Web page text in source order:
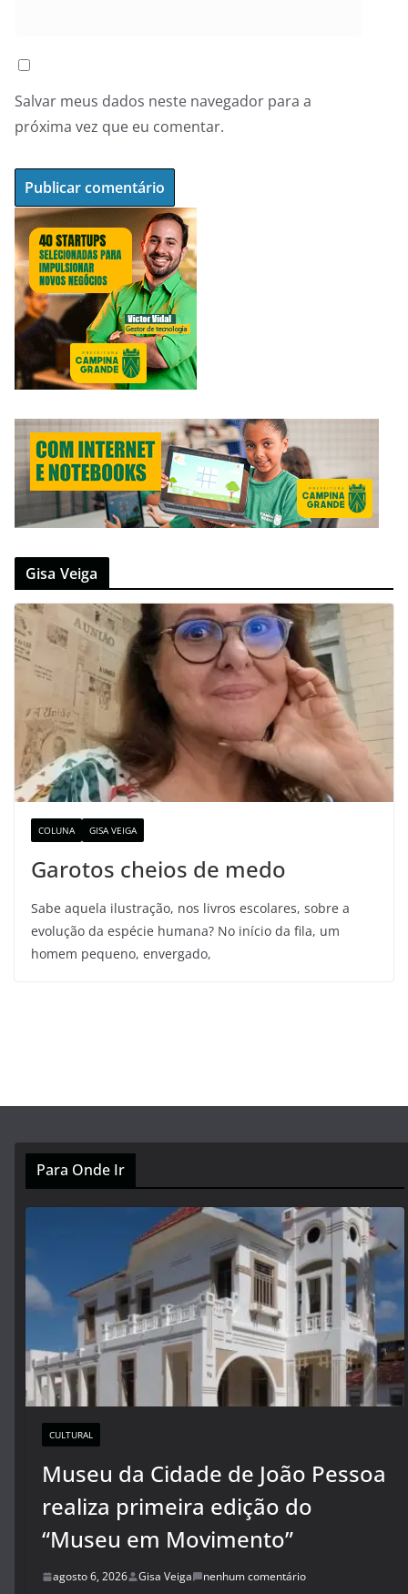
Salvar meus dados neste navegador para a
próxima vez que eu comentar.
Gisa Veiga
COLUNA GISA VEIGA
Garotos cheios de medo
Sabe aquela ilustração, nos livros escolares, sobre a
evolução da espécie humana? No início da fila, um
homem pequeno, envergado,
Para Onde Ir
CULTURAL
Museu da Cidade de João Pessoa
realiza primeira edição do
“Museu em Movimento”
agosto 6, 2026 Gisa Veiga nenhum comentário